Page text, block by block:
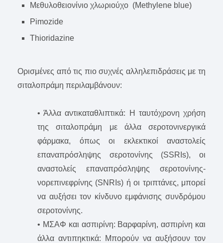
Μεθυλοθειονίνιο χλωριούχο (Methylene blue)
Pimozide
Thioridazine
Ορισμένες από τις πιο συχνές αλληλεπιδράσεις με τη
σιταλοπράμη περιλαμβάνουν:
• Άλλα αντικαταθλιπτικά: Η ταυτόχρονη χρήση
της σιταλοπράμη με άλλα σεροτονινεργικά
φάρμακα, όπως οι εκλεκτικοί αναστολείς
επαναπρόσληψης σεροτονίνης (SSRIs), οι
αναστολείς επαναπρόσληψης σεροτονίνης-
νορεπινεφρίνης (SNRIs) ή οι τριπτάνες, μπορεί
να αυξήσει τον κίνδυνο εμφάνισης συνδρόμου
σεροτονίνης.
• ΜΣΑΦ και ασπιρίνη: Βαρφαρίνη, ασπιρίνη και
άλλα αντιπηκτικά: Μπορούν να αυξήσουν τον